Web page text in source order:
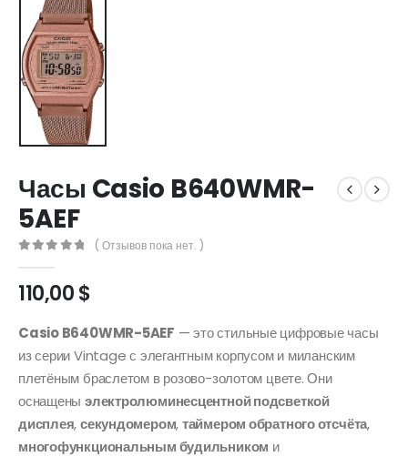
Часы Casio B640WMR-
5AEF
( Отзывов пока нет. )
110,00$
Casio B640WMR-5AEF — это стильные цифровые часы
из серии Vintage с элегантным корпусом и миланским
плетёным браслетом в розово-золотом цвете. Они
оснащены электролюминесцентной подсветкой
дисплея,секундомером,таймером обратного отсчёта,
многофункциональным будильником и